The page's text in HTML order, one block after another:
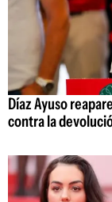
Díaz Ayuso
contra la